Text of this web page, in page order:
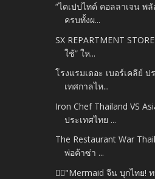
“ไดเปปไทด์ คอลลาเจน พ
ครบทั้งผ...
SX REPARTMENT
ใช้” ให...
โรงแรมเดอะ เบอร์เคลีย์
เทศกาลไห...
Iron Chef Thailand VS
ประเทศไทย ...
The Restaurant War
พ่อค้าซ่า ...
🧜‍♀️"Mermaid จีน บุกไทย!